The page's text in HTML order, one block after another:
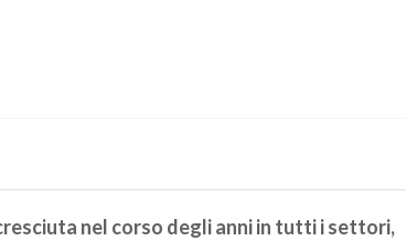
nel corso degli anni in tutti i settori,